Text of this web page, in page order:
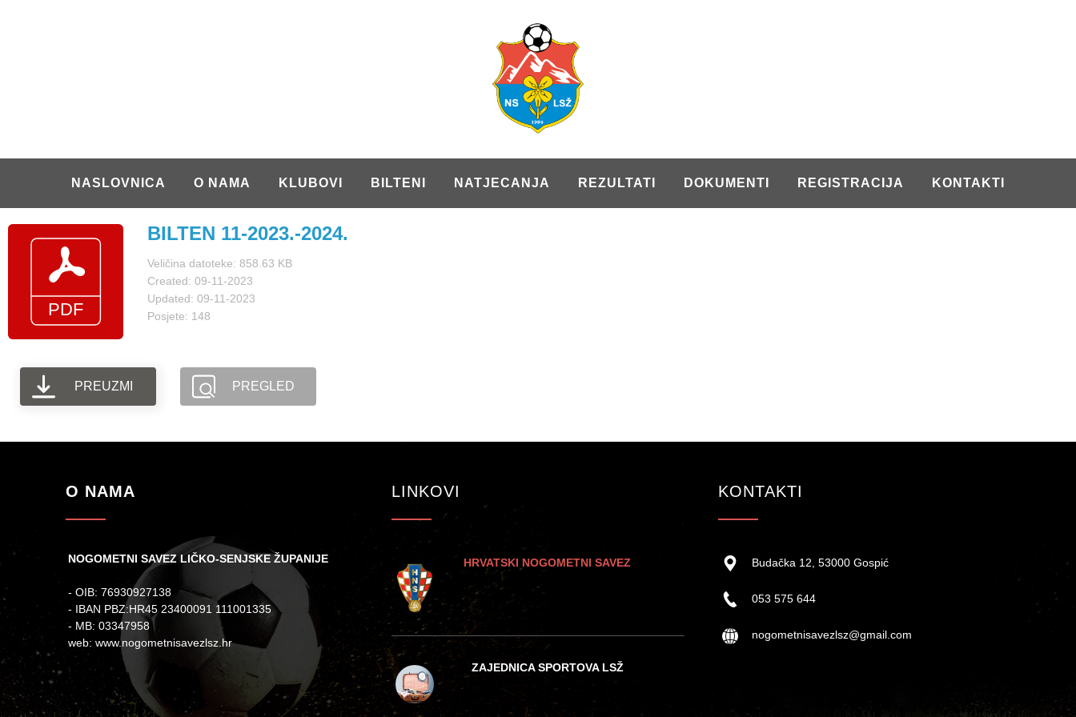
NASLOVNICA O NAMA KLUBOVI BILTENI NATJECANJA REZULTATI DOKUMENTI REGISTRACIJA KONTAKTI
BILTEN 11-2023.-2024.
Veličina datoteke: 858.63 KB
Created: 09-11-2023
Updated: 09-11-2023
Posjete: 148
PREUZMI PREGLED
O NAMA
NOGOMETNI SAVEZ LIČKO-SENJSKE ŽUPANIJE
- OIB: 76930927138
- IBAN PBZ:HR45 23400091 111001335
- MB: 03347958
web: www.nogometnisavezlsz.hr
LINKOVI
HRVATSKI NOGOMETNI SAVEZ
ZAJEDNICA SPORTOVA LSŽ
KONTAKTI
Budačka 12, 53000 Gospić
053 575 644
nogometnisavezlsz@gmail.com